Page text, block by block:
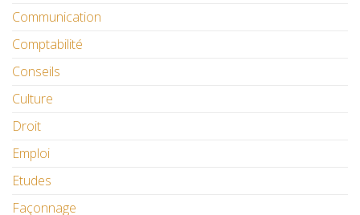
Communication
Comptabilité
Conseils
Culture
Droit
Emploi
Etudes
Façonnage